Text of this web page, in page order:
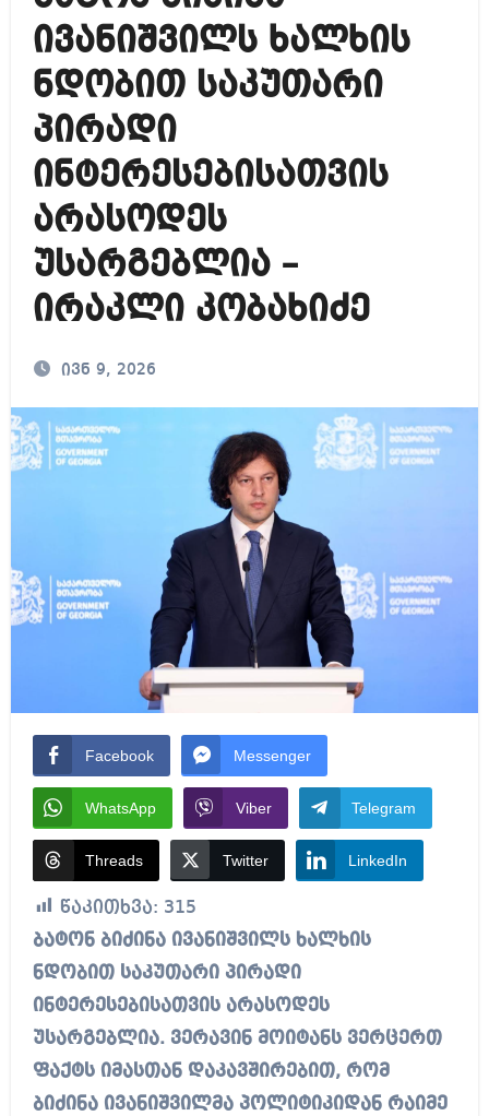
ივანიშვილს ხალხის
ნდობით საკუთარი
პირადი
ინტერესებისათვის
არასოდეს
უსარგებლია –
ირაკლი კობახიძე
ივნ 9, 2026
Facebook Messenger
WhatsApp Viber Telegram
Threads Twitter LinkedIn
წაკითხვა: 315
ბატონ ბიძინა ივანიშვილს ხალხის
ნდობით საკუთარი პირადი
ინტერესებისათვის არასოდეს
უსარგებლია. ვერავინ მოიტანს ვერცერთ
ფაქტს იმასთან დაკავშირებით, რომ
ბიძინა ივანიშვილმა პოლიტიკიდან რაიმე